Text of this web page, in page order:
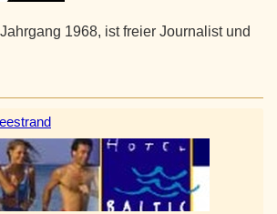
1968, ist freier Journalist und